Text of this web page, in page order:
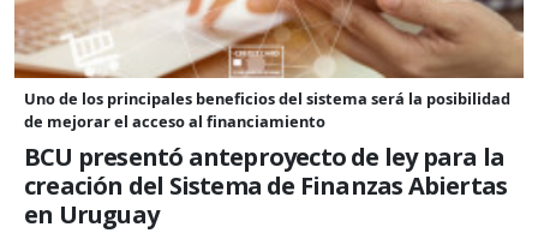
Uno de los principales beneficios del sistema será la posibilidad
de mejorar el acceso al financiamiento
BCU presentó anteproyecto de ley para la
creación del Sistema de Finanzas Abiertas
en Uruguay